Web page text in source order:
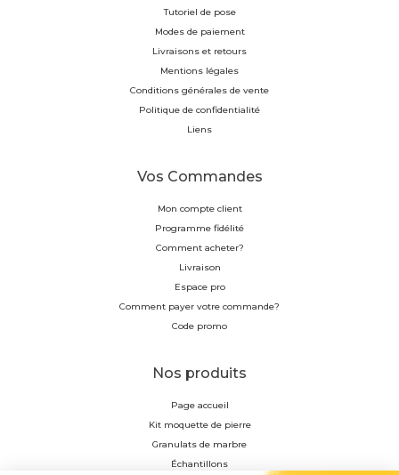
Tutoriel de pose
Modes de paiement
Livraisons et retours
Mentions légales
Conditions générales de vente
Politique de confidentialité
Liens
Vos Commandes
Mon compte client
Programme fidélité
Comment acheter?
Livraison
Espace pro
Comment payer votre commande?
Code promo
Nos produits
Page accueil
Kit moquette de pierre
Granulats de marbre
Échantillons